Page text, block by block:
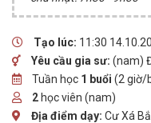
Tạo lúc: 11:30
Yêu cầu gia sư: (nam)
Tuần học 1 buổi (2 giờ/
2học viên (nam)
Địa điểm dạy: Cư Xá